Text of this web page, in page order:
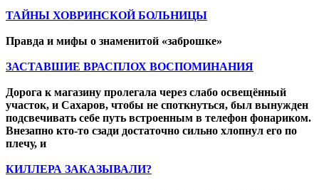
ТАЙНЫ ХОВРИНСКОЙ БОЛЬНИЦЫ
Правда и мифы о знаменитой «заброшке»
ЗАСТАВШИЕ ВРАСПЛОХ ВОСПОМИНАНИЯ
Дорога к магазину пролегала через слабо освещённый
участок, и Сахаров, чтобы не споткнуться, был вынужден
подсвечивать себе путь встроенным в телефон фонариком.
Внезапно кто-то сзади достаточно сильно хлопнул его по
плечу, и
КИЛЛЕРА ЗАКАЗЫВАЛИ?